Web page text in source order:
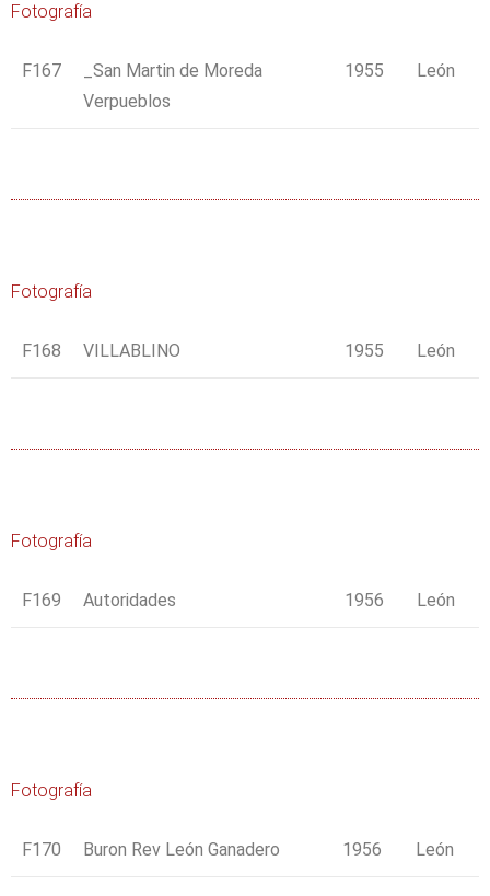
Fotografía
F167
_San Martin de Moreda
Verpueblos
1955 León
Fotografía
F168 VILLABLINO 1955 León
Fotografía
F169 Autoridades 1956 León
Fotografía
F170 Buron Rev León Ganadero 1956 León